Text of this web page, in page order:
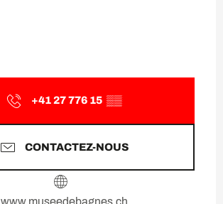
+41 27 776 15 ▒▒
CONTACTEZ-NOUS